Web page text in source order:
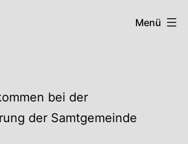
Menü
bei der
der Samtgemeinde